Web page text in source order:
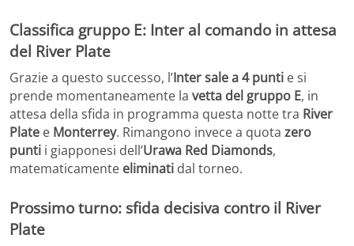
Classifica gruppo E: Inter al comando in attesa
del River Plate
Grazie a questo successo, l’Inter sale a 4 punti e si
prende momentaneamente la vetta del gruppo E, in
attesa della sfida in programma questa notte tra River
Plate e Monterrey. Rimangono invece a quota zero
punti i giapponesi dell’Urawa Red Diamonds,
matematicamente eliminati dal torneo.
Prossimo turno: sfida decisiva contro il River
Plate